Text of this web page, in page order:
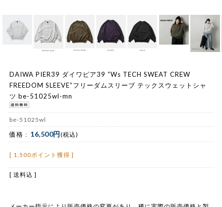
DAIWA PIER39 ダイワピア39 “Ws TECH SWEAT CREW
FREEDOM SLEEVE”フリーダムスリーブ テックスウェットシャ
ツ be-51025wl-mn
be-51025wl
価格 : 16,500円(税込)
[ 1,500ポイント獲得 ]
[ 送料込 ]